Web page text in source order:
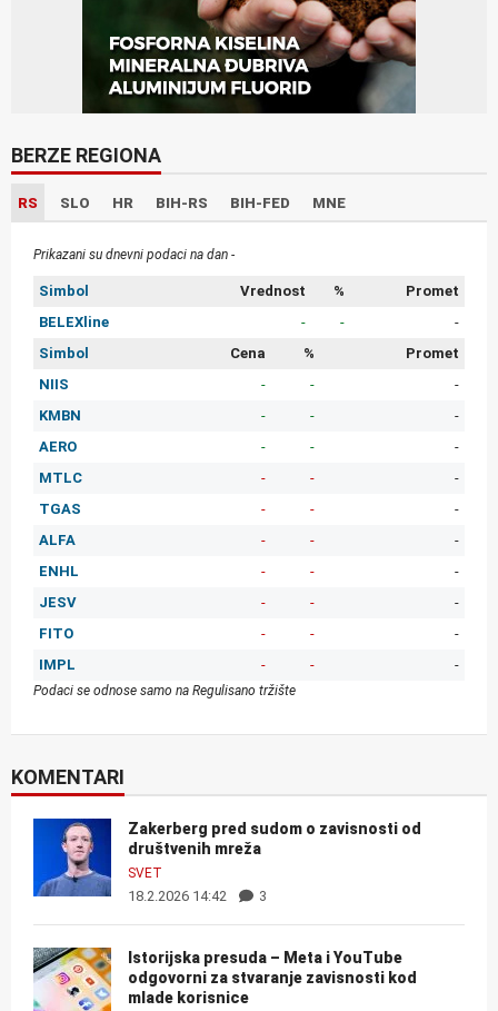
BERZE REGIONA
RS SLO HR BIH-RS BIH-FED MNE
Prikazani su dnevni podaci na dan -
Simbol Vrednost %
Promet
BELEXline
- -
-
Simbol
Cena %
Promet
NIIS
- -
-
KMBN
- -
-
AERO
- -
-
MTLC
- -
-
TGAS
- -
-
ALFA
- -
-
ENHL
- -
-
JESV
- -
-
FITO
- -
-
IMPL
- - -
Podaci se odnose samo na Regulisano tržište
KOMENTARI
Zakerberg pred sudom o zavisnosti od
društvenih mreža
SVET
18.2.2026 14:42 3
Istorijska presuda – Meta i YouTube
odgovorni za stvaranje zavisnosti kod
mlade korisnice